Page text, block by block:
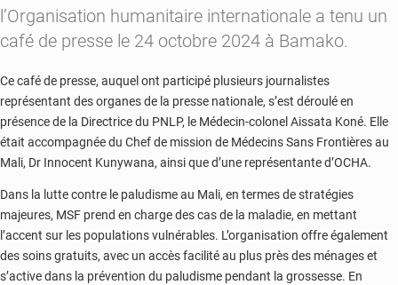
l’Organisation humanitaire internationale a tenu un
café de presse le 24 octobre 2024 à Bamako.
Ce café de presse, auquel ont participé plusieurs journalistes
représentant des organes de la presse nationale, s’est déroulé en
présence de la Directrice du PNLP, le Médecin-colonel Aissata Koné. Elle
était accompagnée du Chef de mission de Médecins Sans Frontières au
Mali, Dr Innocent Kunywana, ainsi que d’une représentante d’OCHA.
Dans la lutte contre le paludisme au Mali, en termes de stratégies
majeures, MSF prend en charge des cas de la maladie, en mettant
l’accent sur les populations vulnérables. L’organisation offre également
des soins gratuits, avec un accès facilité au plus près des ménages et
s’active dans la prévention du paludisme pendant la grossesse. En